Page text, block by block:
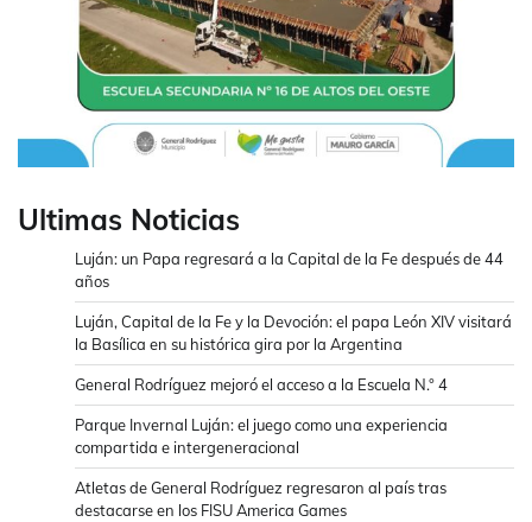
Ultimas Noticias
Luján: un Papa regresará a la Capital de la Fe después de 44
años
Luján, Capital de la Fe y la Devoción: el papa León XIV visitará
la Basílica en su histórica gira por la Argentina
General Rodríguez mejoró el acceso a la Escuela N.° 4
Parque Invernal Luján: el juego como una experiencia
compartida e intergeneracional
Atletas de General Rodríguez regresaron al país tras
destacarse en los FISU America Games